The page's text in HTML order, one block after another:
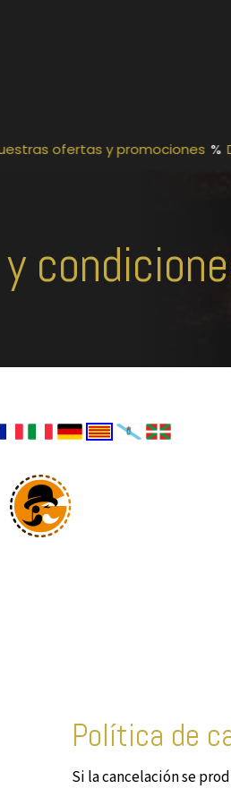
ofertas y promociones %
Política de
Si la cancelación se